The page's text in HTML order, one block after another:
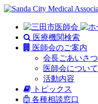
医療機関検索
医師会のご案内
会長ごあいさつ
医師会について
活動内容
トピックス
各種相談窓口